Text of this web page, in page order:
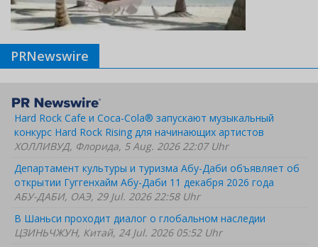
PRNewswire
Hard Rock Cafe и Coca-Cola® запускают музыкальный
конкурс Hard Rock Rising для начинающих артистов
ХОЛЛИВУД, Флорида, 5 Aug. 2026 22:07 Uhr
Департамент культуры и туризма Абу-Даби объявляет об
открытии Гуггенхайм Абу-Даби 11 декабря 2026 года
АБУ-ДАБИ, ОАЭ, 29 Jul. 2026 22:58 Uhr
В Шаньси проходит диалог о глобальном наследии
ЦЗИНЬЧЖУН, Китай, 24 Jul. 2026 05:52 Uhr